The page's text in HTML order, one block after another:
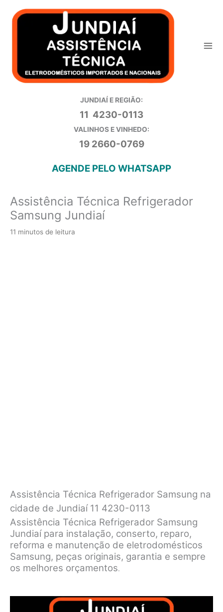
para
JUNDIAÍ E REGIÃO:
11 4230-0113
VALINHOS E VINHEDO:
19 2660-0769
AGENDE PELO WHATSAPP
Assistência Técnica Refrigerador
Samsung Jundiaí
11 minutos de leitura
Assistência Técnica Refrigerador Samsung na
cidade de Jundiaí 11 4230-0113
Assistência Técnica Refrigerador Samsung
Jundiaí para instalação, conserto, reparo,
reforma e manutenção de eletrodomésticos
Samsung, peças originais, garantia e sempre
os melhores orçamentos.